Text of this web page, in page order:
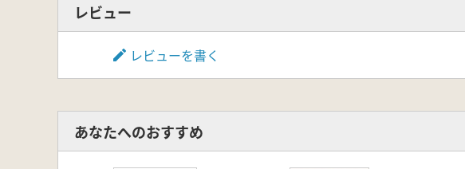
レビュー
レビューを書く
あなたへのおすすめ